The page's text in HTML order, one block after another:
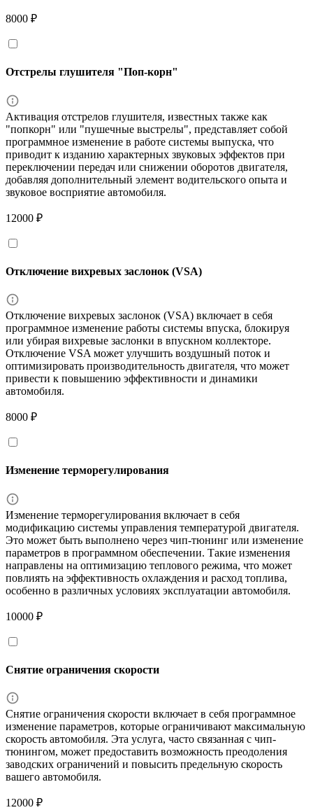
8000 ₽
Отстрелы глушителя "Поп-корн"
Активация отстрелов глушителя, известных также как
"попкорн" или "пушечные выстрелы", представляет собой
программное изменение в работе системы выпуска, что
приводит к изданию характерных звуковых эффектов при
переключении передач или снижении оборотов двигателя,
добавляя дополнительный элемент водительского опыта и
звуковое восприятие автомобиля.
12000 ₽
Отключение вихревых заслонок (VSA)
Отключение вихревых заслонок (VSA) включает в себя
программное изменение работы системы впуска, блокируя
или убирая вихревые заслонки в впускном коллекторе.
Отключение VSA может улучшить воздушный поток и
оптимизировать производительность двигателя, что может
привести к повышению эффективности и динамики
автомобиля.
8000 ₽
Изменение терморегулирования
Изменение терморегулирования включает в себя
модификацию системы управления температурой двигателя.
Это может быть выполнено через чип-тюнинг или изменение
параметров в программном обеспечении. Такие изменения
направлены на оптимизацию теплового режима, что может
повлиять на эффективность охлаждения и расход топлива,
особенно в различных условиях эксплуатации автомобиля.
10000 ₽
Снятие ограничения скорости
Снятие ограничения скорости включает в себя программное
изменение параметров, которые ограничивают максимальную
скорость автомобиля. Эта услуга, часто связанная с чип-
тюнингом, может предоставить возможность преодоления
заводских ограничений и повысить предельную скорость
вашего автомобиля.
12000 ₽